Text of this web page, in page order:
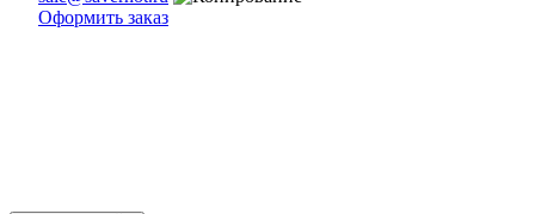
Оформить заказ